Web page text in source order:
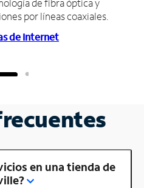
de fibra óptica y
por líneas coaxiales.
de Internet
en una tienda de